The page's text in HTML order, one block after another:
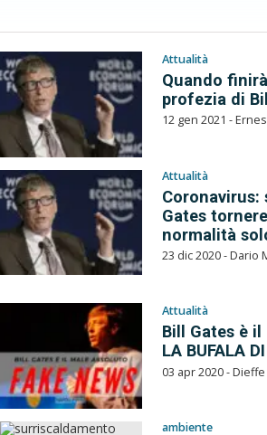
Attualità
Quando
profezia di
12 gen 2021 -
Attualità
Coronavirus:
Gates
normalità
23 dic 2020 - Dario
Attualità
Bill Gates è
LA BUFALA
03 apr 2020 - Dieffe
ambiente